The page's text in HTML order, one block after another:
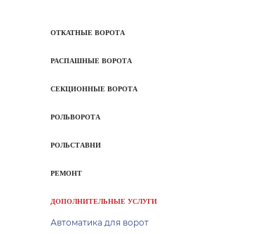
ОТКАТНЫЕ ВОРОТА
РАСПАШНЫЕ ВОРОТА
СЕКЦИОННЫЕ ВОРОТА
РОЛЬВОРОТА
РОЛЬСТАВНИ
РЕМОНТ
ДОПОЛНИТЕЛЬНЫЕ УСЛУГИ
Автоматика для ворот